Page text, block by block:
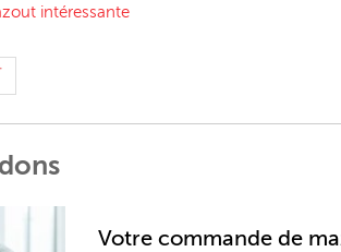
intéressante
Votre commande de